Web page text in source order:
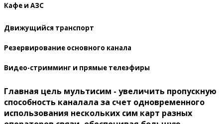
Кафе и АЗС
Движущийся транспорт
Резервирование основного канала
Видео-стримминг и прямые телеэфиры
Главная цель мультисим - увеличить пропускную
способность каналала за счет одновременного
использования нескольких сим карт разных